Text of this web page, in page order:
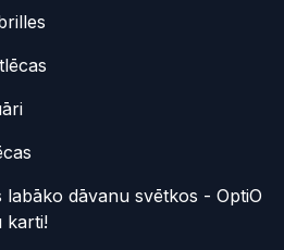
labāko dāvanu svētkos - OptiO
karti!